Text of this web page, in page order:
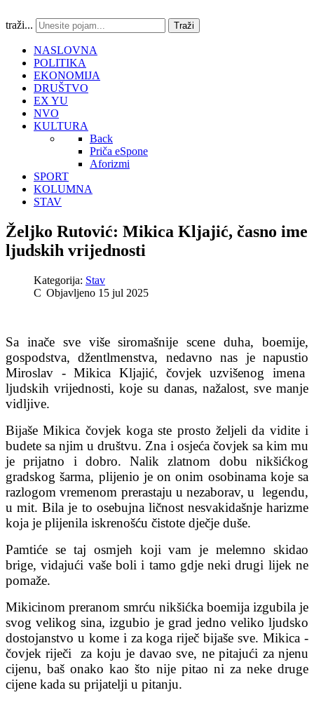
traži... Traži
NASLOVNA
POLITIKA
EKONOMIJA
DRUŠTVO
EX YU
NVO
KULTURA
Back
Priča eSpone
Aforizmi
SPORT
KOLUMNA
STAV
Željko Rutović: Mikica Kljajić, časno ime
ljudskih vrijednosti
Kategorija: Stav
Objavljeno 15 jul 2025
Sa inače sve više siromašnije scene duha, boemije,
gospodstva, džentlmenstva, nedavno nas je napustio
Miroslav - Mikica Kljajić, čovjek uzvišenog imena
ljudskih vrijednosti, koje su danas, nažalost, sve manje
vidljive.
Bijaše Mikica čovjek koga ste prosto željeli da vidite i
budete sa njim u društvu. Zna i osjeća čovjek sa kim mu
je prijatno i dobro. Nalik zlatnom dobu nikšićkog
gradskog šarma, plijenio je on onim osobinama koje sa
razlogom vremenom prerastaju u nezaborav, u legendu,
u mit. Bila je to osebujna ličnost nesvakidašnje harizme
koja je plijenila iskrenošću čistote dječje duše.
Pamtiće se taj osmjeh koji vam je melemno skidao
brige, vidajući vaše boli i tamo gdje neki drugi lijek ne
pomaže.
Mikicinom preranom smrću nikšićka boemija izgubila je
svog velikog sina, izgubio je grad jedno veliko ljudsko
dostojanstvo u kome i za koga riječ bijaše sve. Mikica -
čovjek riječi za koju je davao sve, ne pitajući za njenu
cijenu, baš onako kao što nije pitao ni za neke druge
cijene kada su prijatelji u pitanju.